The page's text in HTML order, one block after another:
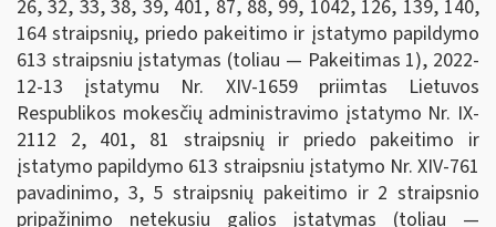
26, 32, 33, 38, 39, 401, 87, 88, 99, 1042, 126, 139, 140,
164 straipsnių, priedo pakeitimo ir įstatymo papildymo
613 straipsniu įstatymas (toliau — Pakeitimas 1), 2022-
12-13 įstatymu Nr. XIV-1659 priimtas Lietuvos
Respublikos mokesčių administravimo įstatymo Nr. IX-
2112 2, 401, 81 straipsnių ir priedo pakeitimo ir
įstatymo papildymo 613 straipsniu įstatymo Nr. XIV-761
pavadinimo, 3, 5 straipsnių pakeitimo ir 2 straipsnio
pripažinimo netekusiu galios įstatymas (toliau —